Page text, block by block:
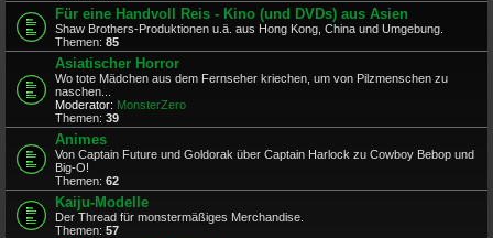
Für eine Handvoll Reis - Kino (und DVDs) aus Asien
Shaw Brothers-Produktionen u.ä. aus Hong Kong, China und Umgebung.
Themen: 85
Asiatischer Horror
Wo tote Mädchen aus dem Fernseher kriechen, um von Pilzmenschen zu
naschen...
Moderator: MonsterZero
Themen: 39
Animes
Von Captain Future und Goldorak über Captain Harlock zu Cowboy Bebop und
Big-O!
Themen: 62
Kaiju-Modelle
Der Thread für monstermäßiges Merchandise.
Themen: 57